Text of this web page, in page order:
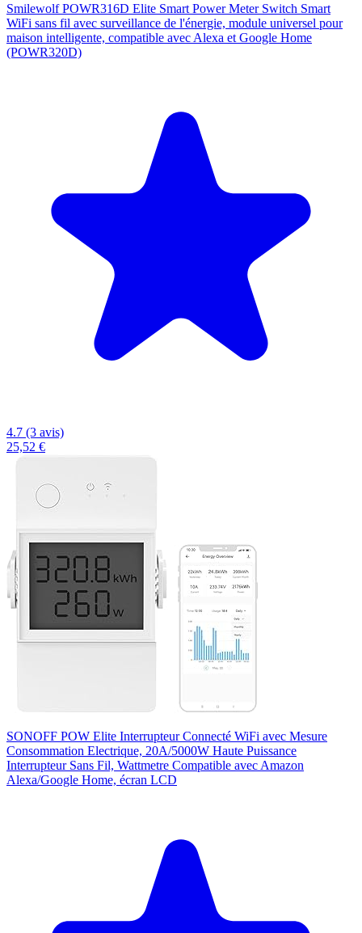
Smilewolf POWR316D Elite Smart Power Meter Switch Smart
WiFi sans fil avec surveillance de l'énergie, module universel pour
maison intelligente, compatible avec Alexa et Google Home
(POWR320D)
4.7 (3 avis)
25,52 €
SONOFF POW Elite Interrupteur Connecté WiFi avec Mesure
Consommation Electrique, 20A/5000W Haute Puissance
Interrupteur Sans Fil, Wattmetre Compatible avec Amazon
Alexa/Google Home, écran LCD